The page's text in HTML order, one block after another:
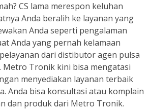
CS lama merespon keluhan
Anda beralih ke layanan yang
Anda seperti pengalaman
Anda yang pernah kelamaan
dari distibutor agen pulsa
Metro Tronik kini bisa mengatasi
menyediakan layanan terbaik
Anda bisa konsultasi atau komplain
dan produk dari Metro Tronik.